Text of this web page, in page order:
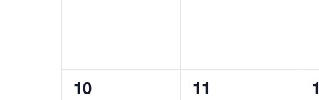
0
10
0
11
0